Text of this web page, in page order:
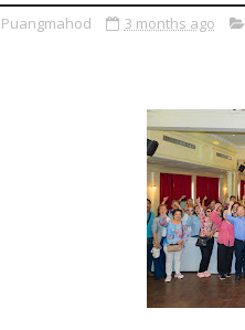
3 months ago